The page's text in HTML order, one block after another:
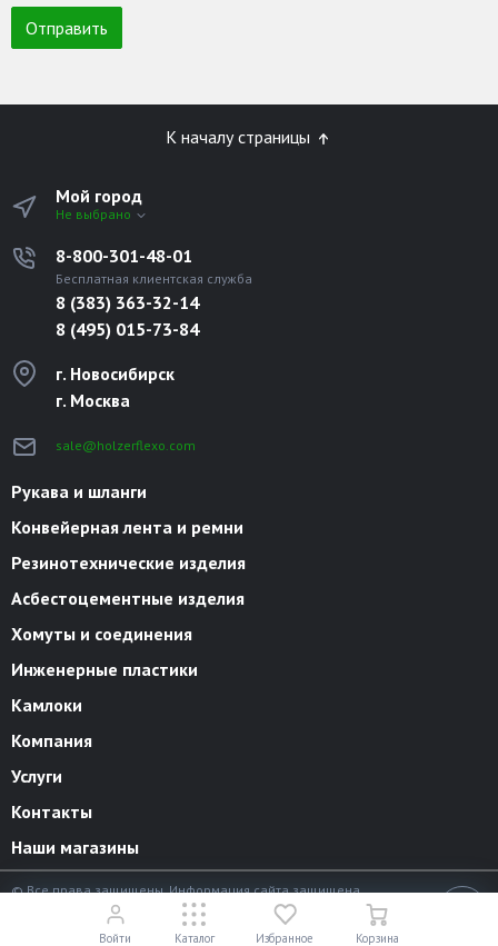
К началу страницы
Мой город
Не выбрано
8-800-301-48-01
Бесплатная клиентская служба
8 (383) 363-32-14
8 (495) 015-73-84
г. Новосибирск
г. Москва
sale@holzerflexo.com
Рукава и шланги
Конвейерная лента и ремни
Резинотехнические изделия
Асбестоцементные изделия
Хомуты и соединения
Инженерные пластики
Камлоки
Компания
Услуги
Контакты
Наши магазины
© Все права защищены. Информация сайта защищена
законом об авторских правах.
Разработано в «АЛЬФА Системс»
Войти Каталог Избранное Корзина